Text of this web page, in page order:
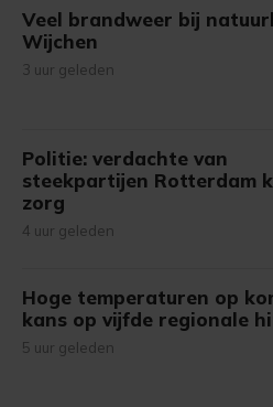
Veel brandweer bij
Wijchen
3 uur geleden
Politie: verdachte van
steekpartijen Rotterdam
zorg
4 uur geleden
Hoge temperaturen op
kans op vijfde regionale
5 uur geleden